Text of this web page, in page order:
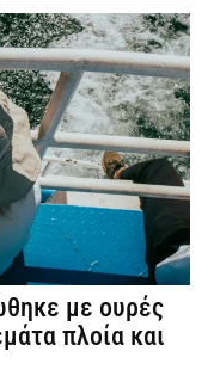
με ουρές
πλοία και